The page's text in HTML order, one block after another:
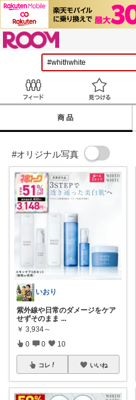
商品
#オリジナル写真
いおり
​紫外線や日常のダメージをケア
せずそのまま ...
￥ 3,934～
0 0 10
コレ いいね